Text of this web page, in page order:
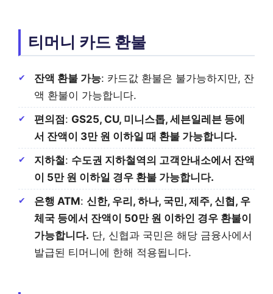
티머니 카드 환불
잔액 환불 가능: 카드값 환불은 불가능하지만, 잔
액 환불이 가능합니다.
편의점 : GS25, CU, 미니스톱, 세븐일레븐 등에
서 잔액이 3만 원 이하일 때 환불 가능합니다.
지하철: 수도권 지하철역의 고객안내소에서 잔액
이 5만 원 이하일 경우 환불 가능합니다.
은행 ATM: 신한, 우리, 하나, 국민, 제주, 신협, 우
체국 등에서 잔액이 50만 원 이하인 경우 환불이
가능합니다. 단, 신협과 국민은 해당 금융사에서
발급된 티머니에 한해 적용됩니다.